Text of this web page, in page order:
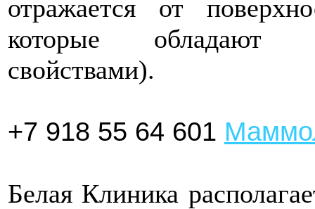
отражается от
которые обладают
свойствами).
+7 918 55 64 601
Белая Клиника